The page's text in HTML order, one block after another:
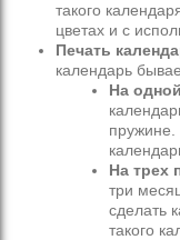
такого
цветах и с
Печать
календарь
На
пружине.
На трех
три
сделать
такого